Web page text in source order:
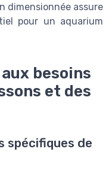
dimensionnée assure
pour un aquarium
besoins
et des
spécifiques de